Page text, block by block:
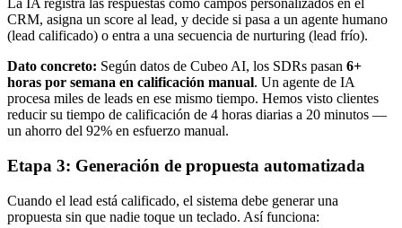
La IA registra las respuestas como campos personalizados en el
CRM, asigna un score al lead, y decide si pasa a un agente humano
(lead calificado) o entra a una secuencia de nurturing (lead frío).
Dato concreto: Según datos de Cubeo AI, los SDRs pasan 6+
horas por semana en calificación manual. Un agente de IA
procesa miles de leads en ese mismo tiempo. Hemos visto clientes
reducir su tiempo de calificación de 4 horas diarias a 20 minutos —
un ahorro del 92% en esfuerzo manual.
Etapa 3: Generación de propuesta automatizada
Cuando el lead está calificado, el sistema debe generar una
propuesta sin que nadie toque un teclado. Así funciona: